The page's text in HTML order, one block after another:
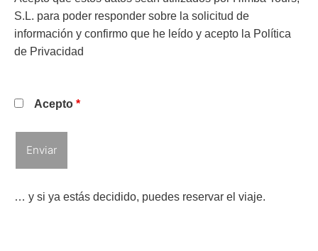
S.L. para poder responder sobre la solicitud de
información y confirmo que he leído y acepto la Política
de Privacidad
Acepto*
… y si ya estás decidido, puedes reservar el viaje.